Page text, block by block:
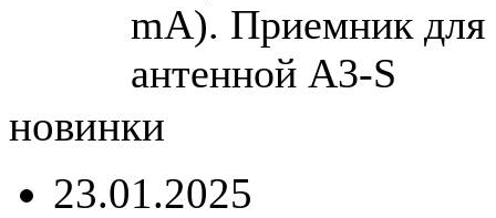
mA). Приемник для
антенной A3-S
новинки
23.01.2025